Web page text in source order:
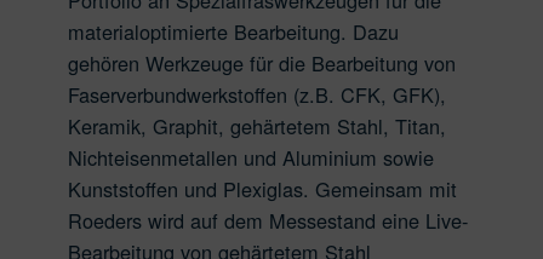
materialoptimierte Bearbeitung. Dazu
gehören Werkzeuge für die Bearbeitung von
Faserverbundwerkstoffen (z.B. CFK, GFK),
Keramik, Graphit, gehärtetem Stahl, Titan,
Nichteisenmetallen und Aluminium sowie
Kunststoffen und Plexiglas. Gemeinsam mit
Roeders wird auf dem Messestand eine Live-
Bearbeitung von gehärtetem Stahl